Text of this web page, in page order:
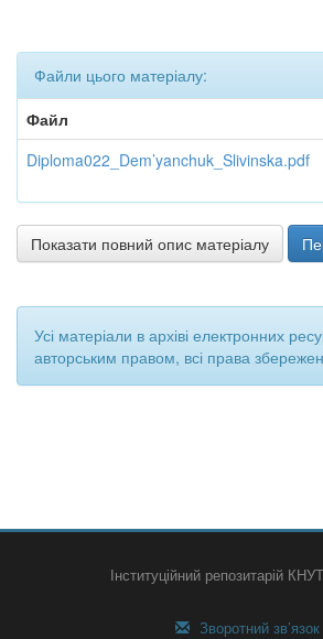
Файли цього матеріалу:
Файл
Diploma022_Dem’yanchuk_Slivinska.pdf
Показати повний опис матеріалу
Усі матеріали в архіві електронних
авторським правом, всі права
Інституційний репозитарій
Зворотний зв’язок